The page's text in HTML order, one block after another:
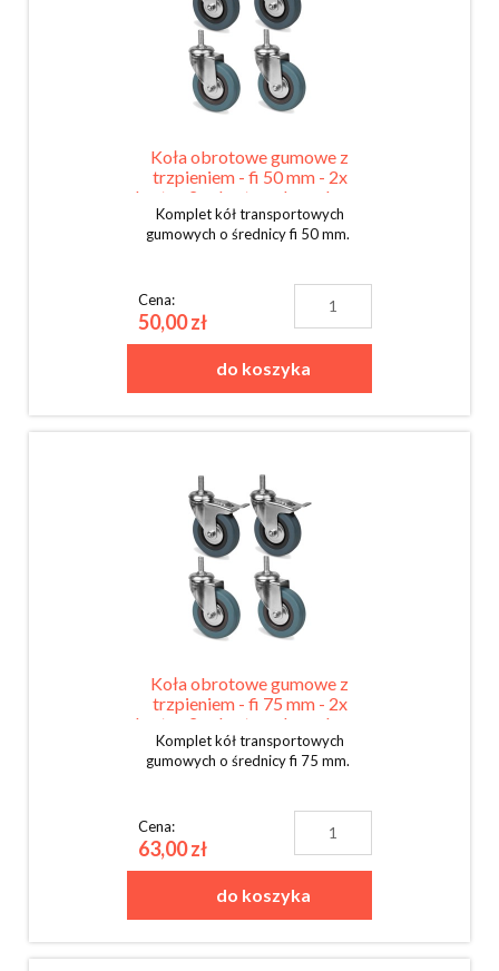
Koła obrotowe gumowe z
trzpieniem - fi 50 mm - 2x
skrętne 2x skrętne z hamulcem -
KOMPLET
Komplet kół transportowych
gumowych o średnicy fi 50 mm.
Cena:
50,00 zł
do koszyka
Koła obrotowe gumowe z
trzpieniem - fi 75 mm - 2x
skrętne 2x skrętne z hamulcem -
KOMPLET
Komplet kół transportowych
gumowych o średnicy fi 75 mm.
Cena:
63,00 zł
do koszyka